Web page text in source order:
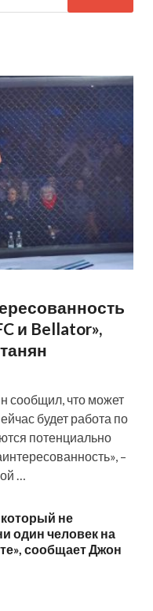
и Bellator»,
сообщил, что может
будет работа по
потенциально
–
…
который не
один человек на
сообщает Джон